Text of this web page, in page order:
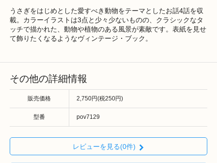
うさぎをはじめとした愛すべき動物をテーマとしたお話4話を収
載。カラーイラストは3点と少々少ないものの、クラシックなタ
ッチで描かれた、動物や植物のある風景が素敵です。表紙を見せ
て飾りたくなるようなヴィンテージ・ブック。
その他の詳細情報
販売価格 2,750円(税250円)
型番 pov7129
レビューを見る(0件)